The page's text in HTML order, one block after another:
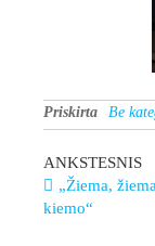
Priskirta Be
ANKSTESNIS
„Žiema,
kiemo“